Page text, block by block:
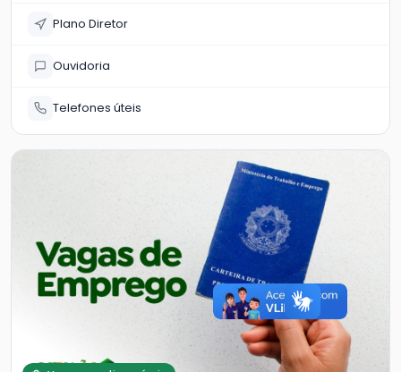
Plano Diretor
Ouvidoria
Telefones úteis